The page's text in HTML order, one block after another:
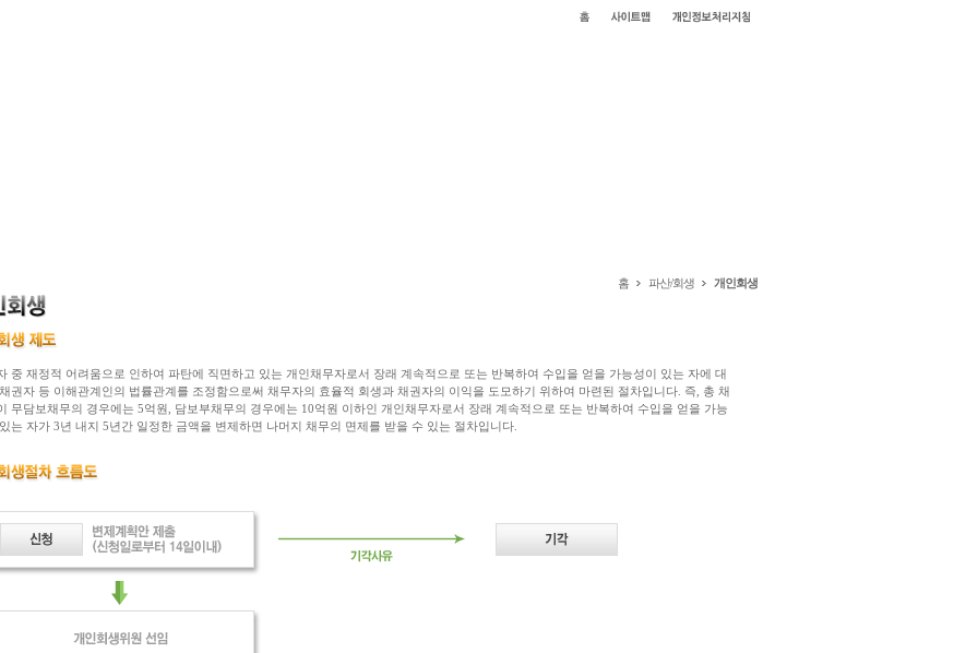
홈 파산/회생 개인회생
중 재정적 어려움으로 인하여 파탄에 직면하고 있는 개인채무자로서 장래 계속적으로 또는 반복하여 수입을 얻을 가능성이 있는 자에 대
권자 등 이해관계인의 법률관계를 조정함으로써 채무자의 효율적 회생과 채권자의 이익을 도모하기 위하여 마련된 절차입니다. 즉, 총 채
무담보채무의 경우에는 5억원, 담보부채무의 경우에는 10억원 이하인 개인채무자로서 장래 계속적으로 또는 반복하여 수입을 얻을 가능
는 자가 3년 내지 5년간 일정한 금액을 변제하면 나머지 채무의 면제를 받을 수 있는 절차입니다.